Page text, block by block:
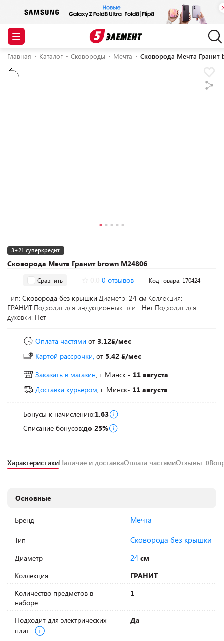
Главная Каталог Сковороды Мечта Сковорода Мечта Гранит
Сковорода Мечта Гранит brown M24806
3+21 суперкредит
Сравнить 0 отзывов Код товара: 170424
Тип: Сковорода без крышки Диаметр: 24 см Коллекция:
ГРАНИТ Подходит для индукционных плит: Нет Подходит для
духовки: Нет
Оплата частями от 3.12 /мес
Картой рассрочки, от 5.42
/мес
Заказать в магазин, г. Минск - 11 августа
Доставка курьером, г. Минск- 11 августа
Бонусы к начислению:1.63
Списание бонусов:до 25%
ХарактеристикиНаличие и доставкаОплата частямиОтзывы 0
Основные
Бренд Мечта
Тип Сковорода без крышки
Диаметр 24 см
Коллекция
ГРАНИТ
Количество предметов в
наборе
1
Подходит для электрических
плит
Да